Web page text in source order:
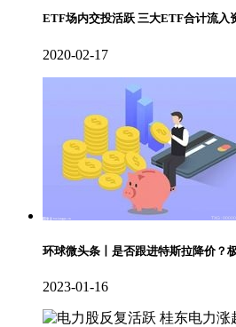
ETF场内交投活跃 三大ETF合计流入
2020-02-17
环球微头条丨是否跟进特斯拉降价？
2023-01-16